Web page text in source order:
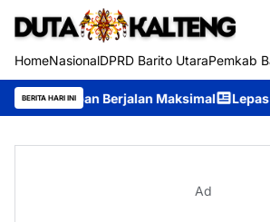
HomeNasionalDPRD Barito UtaraPemkab
BERITA HARI INI
Maksimal Lepas Kontingen
Ad